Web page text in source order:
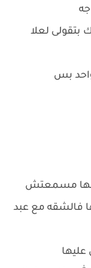
بتقولى لعلا
بس
مسمعتش
فالشقه مع عبد
عليها